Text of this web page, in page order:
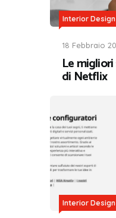
Interior Design
18 Febbraio
Le
di Netflix
Interior Design